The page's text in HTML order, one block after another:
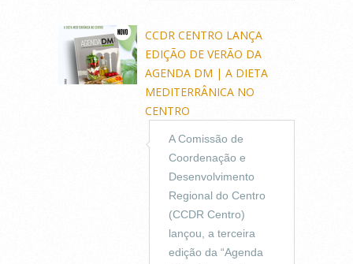
CCDR CENTRO LANÇA
EDIÇÃO DE VERÃO DA
AGENDA DM | A DIETA
MEDITERRÂNICA NO
CENTRO
A Comissão de
Coordenação e
Desenvolvimento
Regional do Centro
(CCDR Centro)
lançou, a terceira
edição da “Agenda